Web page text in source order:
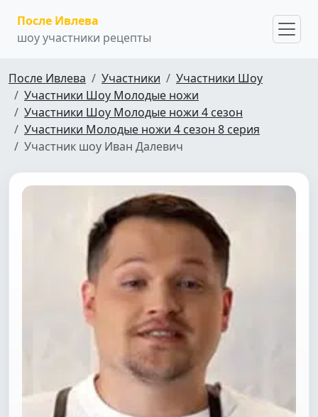
После Ивлева
шоу участники рецепты
После Ивлева Участники
Участники Шоу
Участники Шоу Молодые ножи
Участники Шоу Молодые ножи 4 сезон
Участники Молодые ножи 4 сезон 8 серия
Участник шоу Иван Далевич